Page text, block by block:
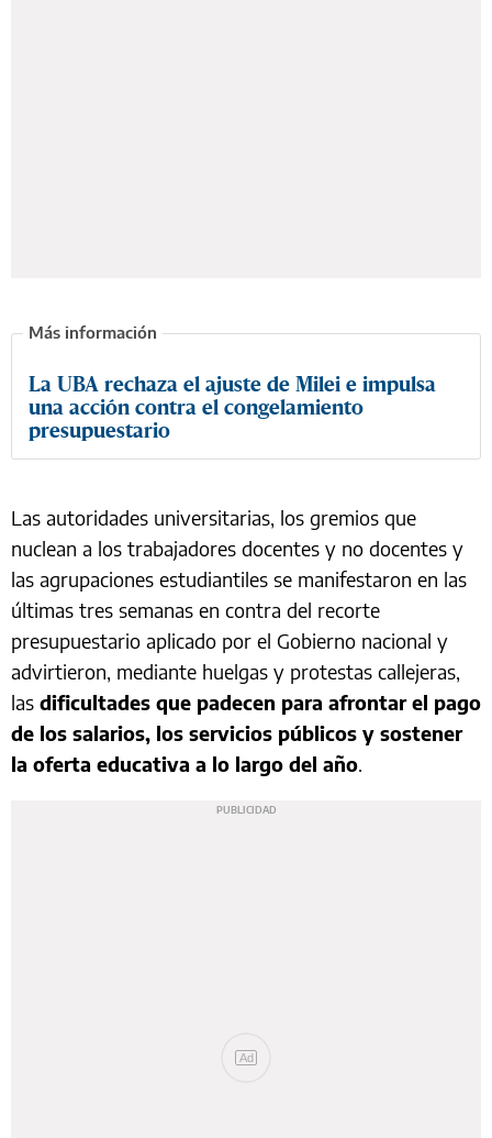
La UBA rechaza el ajuste de Milei e impulsa
una acción contra el congelamiento
presupuestario
Las autoridades universitarias, los gremios que
nuclean a los trabajadores docentes y no docentes y
las agrupaciones estudiantiles se manifestaron en las
últimas tres semanas en contra del recorte
presupuestario aplicado por el Gobierno nacional y
advirtieron, mediante huelgas y protestas callejeras,
las dificultades que padecen para afrontar el pago
de los salarios, los servicios públicos y sostener
la oferta educativa a lo largo del año.
Ad